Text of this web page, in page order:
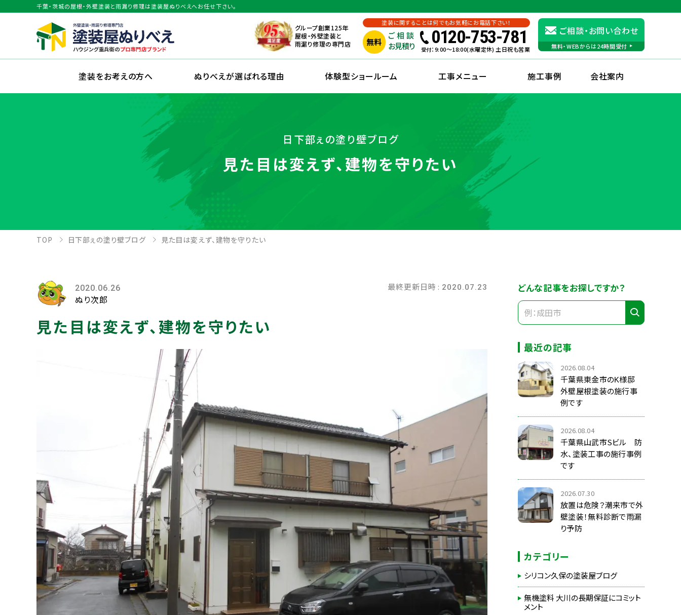
千葉・茨城の屋根・外壁塗装と雨漏り修理は塗装屋ぬりべえへお任せ下さい。
グループ創業125年
屋根・外壁塗装と
雨漏り修理の専門店
塗装に関することは何でもお気軽にお電話下さい！
無料
ご相談
お見積り
0120-753-781
受付：9:00〜18:00(水曜定休) 土日祝も営業
ご相談・お問い合わせ
無料・WEBからは24時間受付
塗装をお考えの方へ ぬりべえが選ばれる理由 体験型ショールーム 工事メニュー 施工事例 会社案内
日下部ぇの塗り壁ブログ
見た目は変えず、建物を守りたい
TOP 日下部ぇの塗り壁ブログ 見た目は変えず、建物を守りたい
2020.06.26
ぬり次郎
最終更新日時 : 2020.07.23
見た目は変えず、建物を守りたい
どんな記事をお探しですか？
最近の記事
2026.08.04
千葉県東金市のK様邸
外壁屋根塗装の施行事
例です
2026.08.04
千葉県山武市Sビル 防
水、塗装工事の施行事例
です
2026.07.30
放置は危険？潮来市で外
壁塗装！無料診断で雨漏
り予防
カテゴリー
シリコン久保の塗装屋ブログ
無機塗料 大川の長期保証にコミット
メント